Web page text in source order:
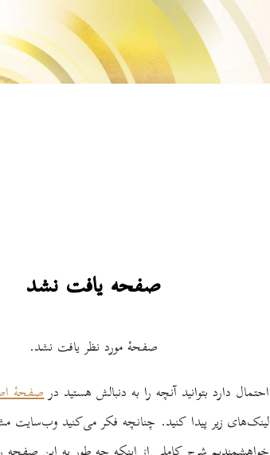
صفحه یافت نشد
صفحۀ مورد نظر یافت نشد.
احتمال دارد بتوانید آنچه را به دنبالش هستید درصفحۀ
لینک‌های زیر پیدا کنید. چنانچه فکر می‌کنید وب‌سایت